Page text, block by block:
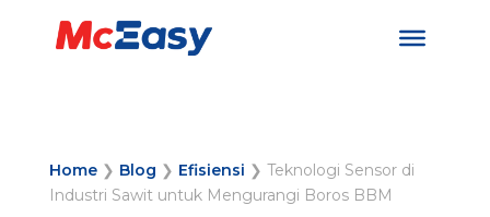
Home❯ Blog ❯ Efisiensi ❯ Teknologi Sensor di
Industri Sawit untuk Mengurangi Boros BBM